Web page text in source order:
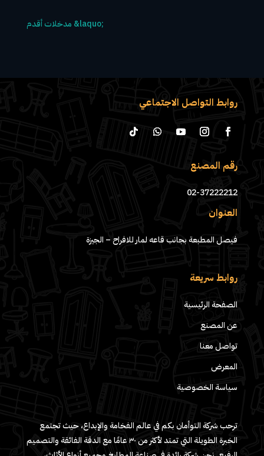
روابط التواصل الاجتماعي
رقم المصنع
02-37222212
العنوان
فيصل المطبعة بجانب قاعه لمار للافراح – الجيزة
روابط سريعة
الصفحة الرئيسية
عن المصنع
تواصل معنا
المعرض
سياسة الخصوصية
ترحب شركة التوأمان بكم في عالم الفخامة والإبداع، حيث تجتمع
الخبرة الطويلة التي تمتد لأكثر من ٣٠ عامًا مع الدقة الفائقة والتصميم